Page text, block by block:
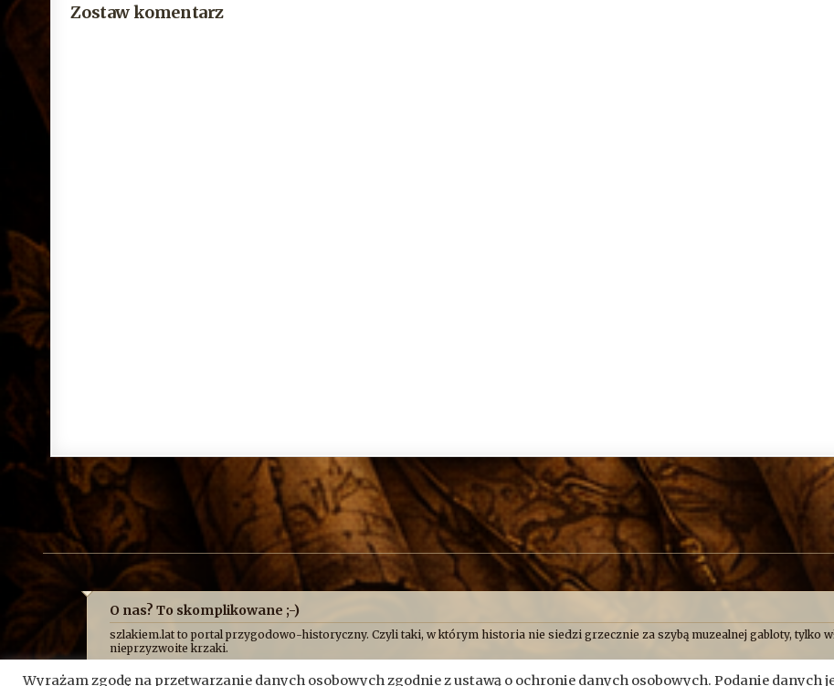
Zostaw komentarz
O nas? To skomplikowane ;-)
szlakiem.lat to portal przygodowo-historyczny. Czyli taki, w którym historia nie siedzi grzecznie za szybą muzealnej gabloty, tylko
nieprzyzwoite krzaki.
historycznych absurdów, z jakimi mierzy się Fundacja Skryptorium, ale opisujemy też przygody naszych przyjaciół. Bywa więc, że
Wyrażam zgodę na przetwarzanie danych osobowych zgodnie z ustawą o ochronie danych osobowych. Podanie danych